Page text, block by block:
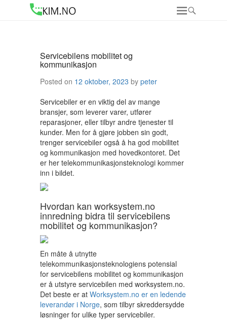
Servicebilens mobilitet og
kommunikasjon
Posted on 12 oktober, 2023 by peter
Servicebiler er en viktig del av mange
bransjer, som leverer varer, utfører
reparasjoner, eller tilbyr andre tjenester til
kunder. Men for å gjøre jobben sin godt,
trenger servicebiler også å ha god mobilitet
og kommunikasjon med hovedkontoret. Det
er her telekommunikasjonsteknologi kommer
inn i bildet.
Hvordan kan worksystem.no
innredning bidra til servicebilens
mobilitet og kommunikasjon?
En måte å utnytte
telekommunikasjonsteknologiens potensial
for servicebilens mobilitet og kommunikasjon
er å utstyre servicebilen med worksystem.no.
Det beste er at Worksystem.no er en ledende
leverandør i Norge, som tilbyr skreddersydde
løsninger for ulike typer servicebiler.